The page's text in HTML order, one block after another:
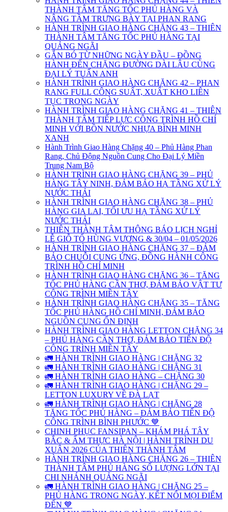
THÀNH TÂM TĂNG TỐC PHỦ HÀNG VÀ
NÂNG TẦM TRƯNG BÀY TẠI PHAN RANG
HÀNH TRÌNH GIAO HÀNG CHẶNG 43 – THIÊN
THÀNH TÂM TĂNG TỐC PHỦ HÀNG TẠI
QUẢNG NGÃI
GẮN BÓ TỪ NHỮNG NGÀY ĐẦU – ĐỒNG
HÀNH ĐẾN CHẶNG ĐƯỜNG DÀI LÂU CÙNG
ĐẠI LÝ TUẤN ANH
HÀNH TRÌNH GIAO HÀNG CHẶNG 42 – PHAN
RANG FULL CÔNG SUẤT, XUẤT KHO LIÊN
TỤC TRONG NGÀY
HÀNH TRÌNH GIAO HÀNG CHẶNG 41 – THIÊN
THÀNH TÂM TIẾP LỰC CÔNG TRÌNH HỒ CHÍ
MINH VỚI BỒN NƯỚC NHỰA BÌNH MINH
XANH
Hành Trình Giao Hàng Chặng 40 – Phủ Hàng Phan
Rang, Chủ Động Nguồn Cung Cho Đại Lý Miền
Trung Nam Bộ
HÀNH TRÌNH GIAO HÀNG CHẶNG 39 – PHỦ
HÀNG TÂY NINH, ĐẢM BẢO HẠ TẦNG XỬ LÝ
NƯỚC THẢI
HÀNH TRÌNH GIAO HÀNG CHẶNG 38 – PHỦ
HÀNG GIA LAI, TỐI ƯU HẠ TẦNG XỬ LÝ
NƯỚC THẢI
THIÊN THÀNH TÂM THÔNG BÁO LỊCH NGHỈ
LỄ GIỖ TỔ HÙNG VƯƠNG & 30/04 – 01/05/2026
HÀNH TRÌNH GIAO HÀNG CHẶNG 37 – ĐẢM
BẢO CHUỖI CUNG ỨNG, ĐỒNG HÀNH CÔNG
TRÌNH HỒ CHÍ MINH
HÀNH TRÌNH GIAO HÀNG CHẶNG 36 – TĂNG
TỐC PHỦ HÀNG CẦN THƠ, ĐẢM BẢO VẬT TƯ
CÔNG TRÌNH MIỀN TÂY
HÀNH TRÌNH GIAO HÀNG CHẶNG 35 – TĂNG
TỐC PHỦ HÀNG HỒ CHÍ MINH, ĐẢM BẢO
NGUỒN CUNG ỔN ĐỊNH
HÀNH TRÌNH GIAO HÀNG LETTON CHẶNG 34
– PHỦ HÀNG CẦN THƠ, ĐẢM BẢO TIẾN ĐỘ
CÔNG TRÌNH MIỀN TÂY
🚛 HÀNH TRÌNH GIAO HÀNG | CHẶNG 32
🚛 HÀNH TRÌNH GIAO HÀNG | CHẶNG 31
🚛 HÀNH TRÌNH GIAO HÀNG – CHẶNG 30
🚛 HÀNH TRÌNH GIAO HÀNG | CHẶNG 29 –
LETTON LUXURY VỀ ĐÀ LẠT
🚛 HÀNH TRÌNH GIAO HÀNG | CHẶNG 28
TĂNG TỐC PHỦ HÀNG – ĐẢM BẢO TIẾN ĐỘ
CÔNG TRÌNH BÌNH PHƯỚC 💙
CHINH PHỤC FANSIPAN – KHÁM PHÁ TÂY
BẮC & ẨM THỰC HÀ NỘI | HÀNH TRÌNH DU
XUÂN 2026 CỦA THIÊN THÀNH TÂM
HÀNH TRÌNH GIAO HÀNG CHẶNG 26 – THIÊN
THÀNH TÂM PHỦ HÀNG SỐ LƯỢNG LỚN TẠI
CHI NHÁNH QUẢNG NGÃI
🚛 HÀNH TRÌNH GIAO HÀNG | CHẶNG 25 –
PHỦ HÀNG TRONG NGÀY, KẾT NỐI MỌI ĐIỂM
ĐẾN 💙